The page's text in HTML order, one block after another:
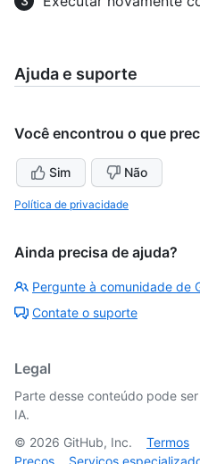
Ajuda e suporte
Você encontrou o que
Sim Não
Política de privacidade
Ainda precisa de ajuda?
Pergunte à comunidade de
Contate o suporte
Legal
Parte desse conteúdo pode
IA.
© 2026 GitHub, Inc. Termos